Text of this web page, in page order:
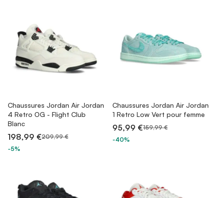
Chaussures Jordan Air Jordan
4 Retro OG - Flight Club
Blanc
198,99 €209,99 €
-5%
Chaussures Jordan Air Jordan
1 Retro Low Vert pour femme
95,99 €159,99 €
-40%